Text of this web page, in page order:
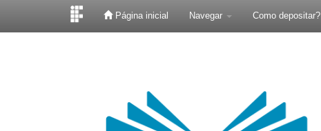
Página inicial Navegar Como depositar?